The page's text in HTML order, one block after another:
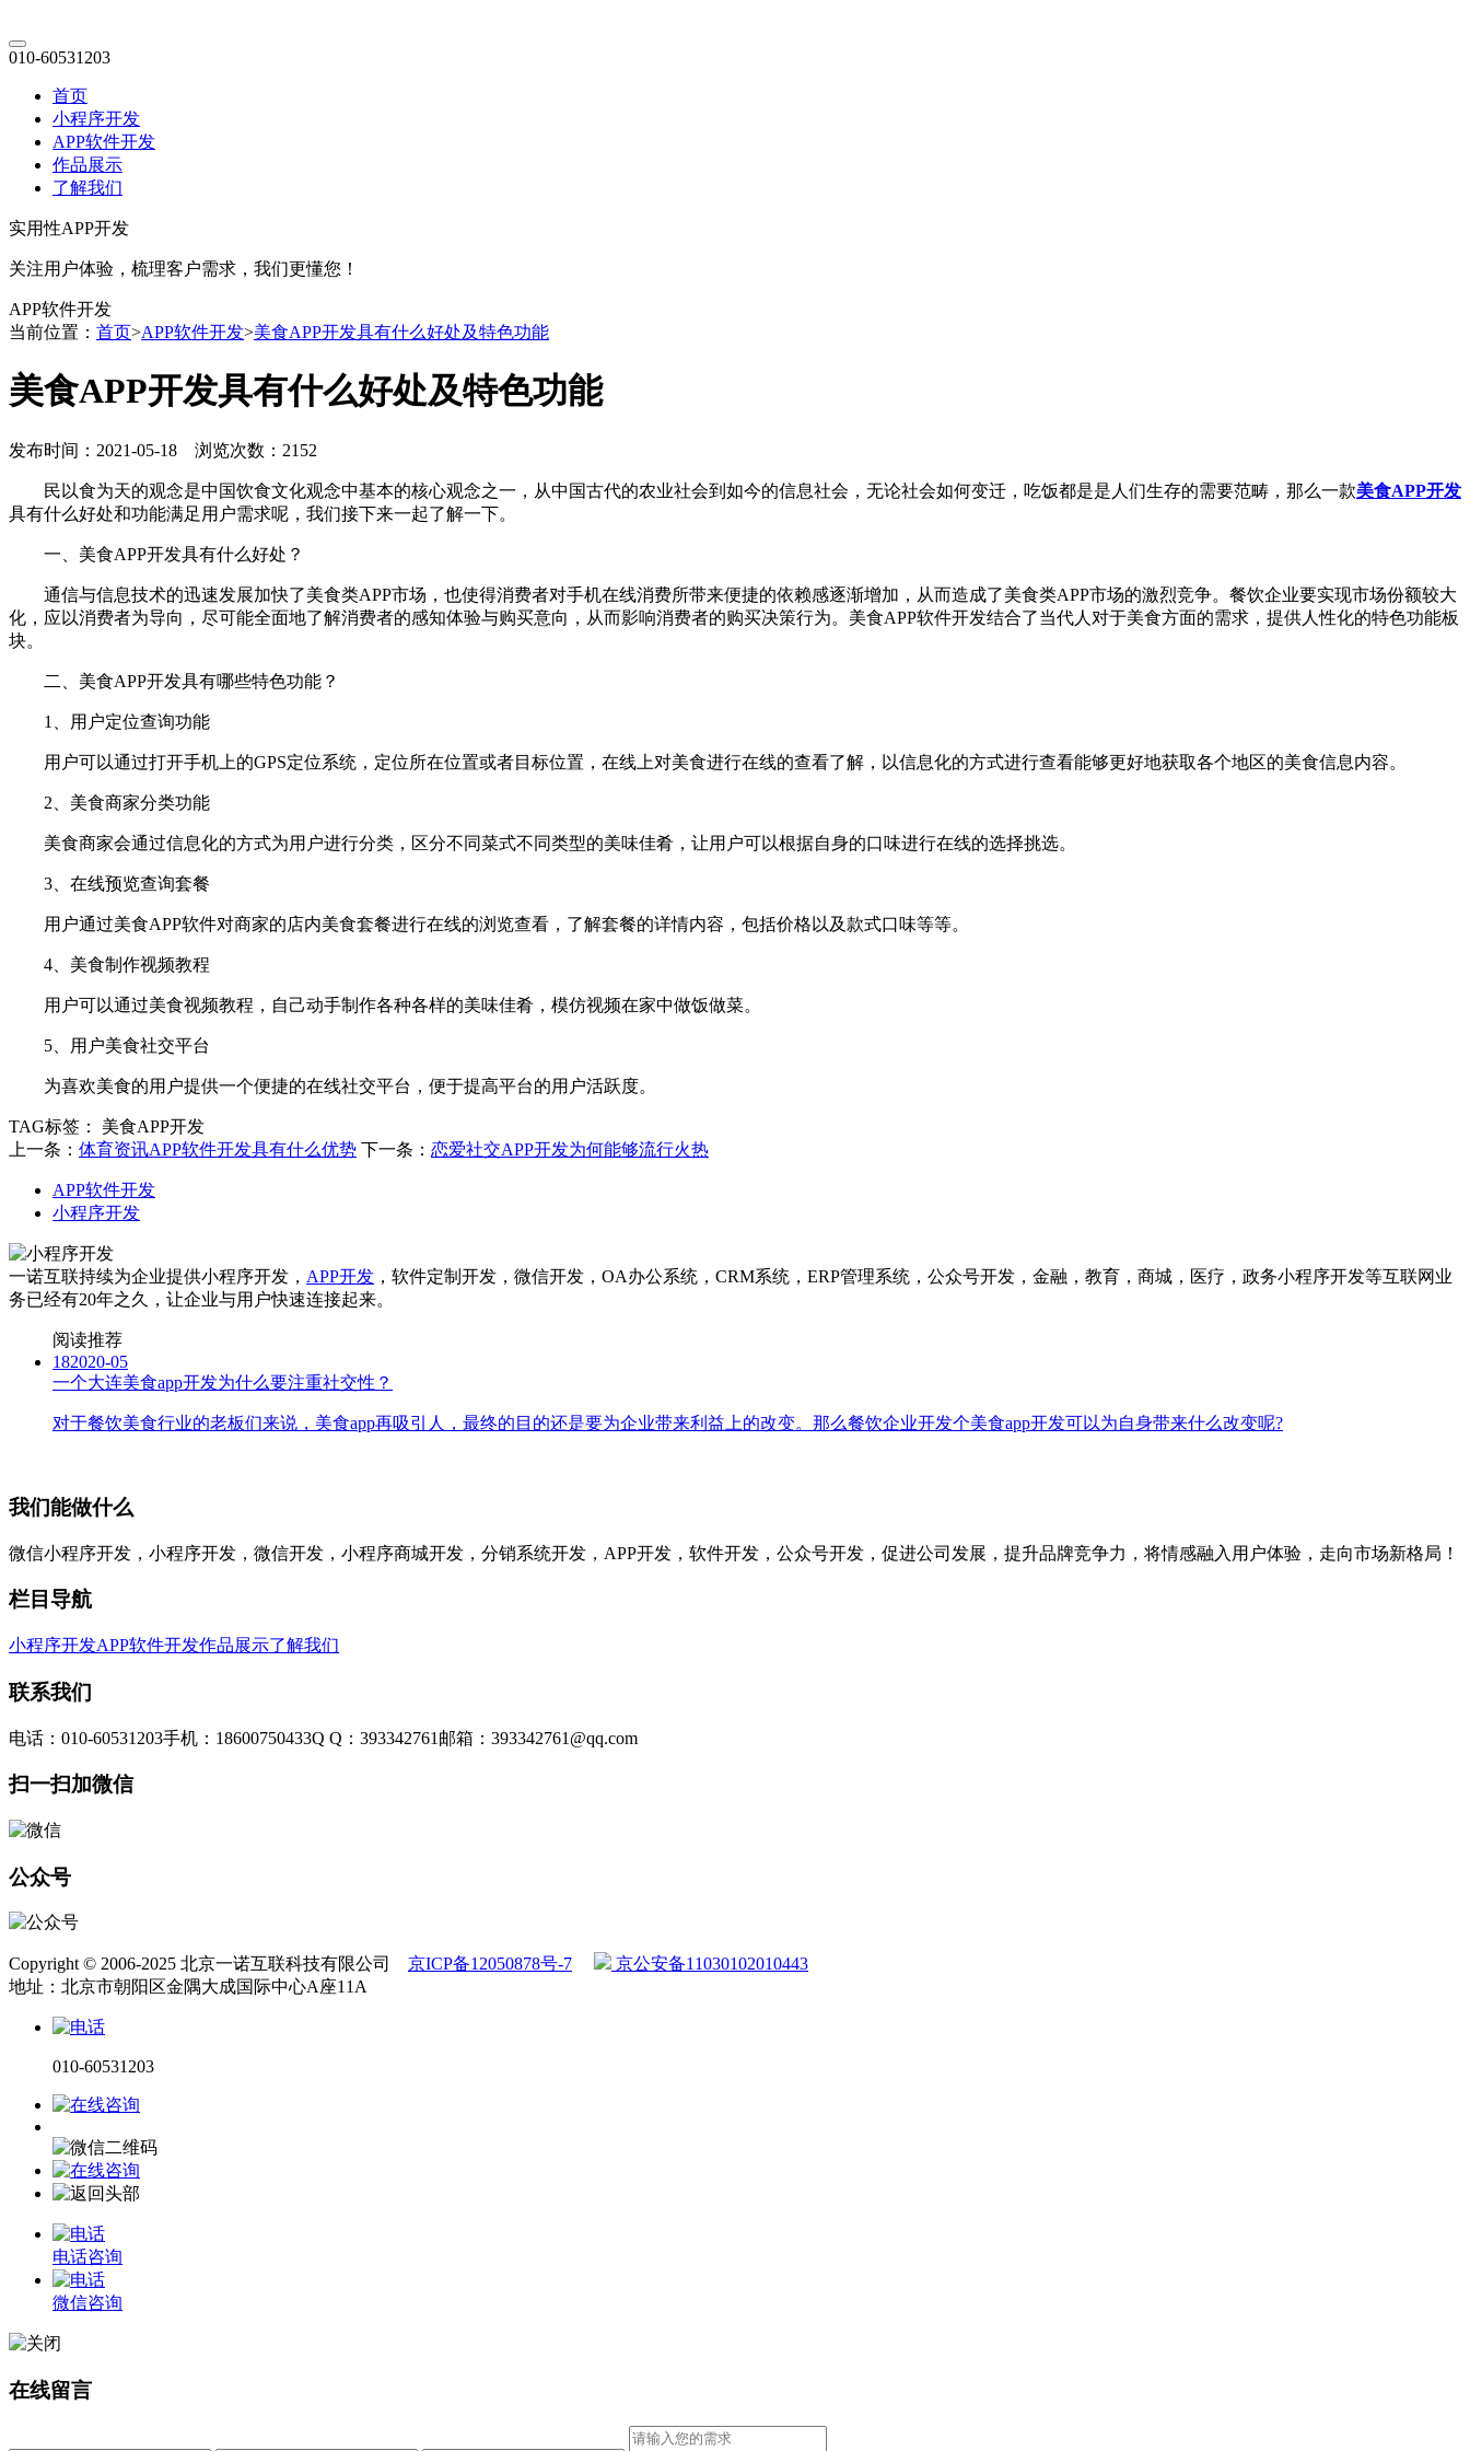
010-60531203
首页
小程序开发
APP软件开发
作品展示
了解我们
实用性APP开发
关注用户体验，梳理客户需求，我们更懂您！
APP软件开发
当前位置： 首页>APP软件开发>美食APP开发具有什么好处及特色功能
美食APP开发具有什么好处及特色功能
发布时间：2021-05-18 浏览次数：2152
民以食为天的观念是中国饮食文化观念中基本的核心观念之一，从中国古代的农业社会到如今的信息社会，无论社会如何变迁，吃饭都是是人们生存的需要范畴，那么一款美食APP开发
具有什么好处和功能满足用户需求呢，我们接下来一起了解一下。
一、美食APP开发具有什么好处？
通信与信息技术的迅速发展加快了美食类APP市场，也使得消费者对手机在线消费所带来便捷的依赖感逐渐增加，从而造成了美食类APP市场的激烈竞争。餐饮企业要实现市场份额较大
化，应以消费者为导向，尽可能全面地了解消费者的感知体验与购买意向，从而影响消费者的购买决策行为。美食APP软件开发结合了当代人对于美食方面的需求，提供人性化的特色功能板
块。
二、美食APP开发具有哪些特色功能？
1、用户定位查询功能
用户可以通过打开手机上的GPS定位系统，定位所在位置或者目标位置，在线上对美食进行在线的查看了解，以信息化的方式进行查看能够更好地获取各个地区的美食信息内容。
2、美食商家分类功能
美食商家会通过信息化的方式为用户进行分类，区分不同菜式不同类型的美味佳肴，让用户可以根据自身的口味进行在线的选择挑选。
3、在线预览查询套餐
用户通过美食APP软件对商家的店内美食套餐进行在线的浏览查看，了解套餐的详情内容，包括价格以及款式口味等等。
4、美食制作视频教程
用户可以通过美食视频教程，自己动手制作各种各样的美味佳肴，模仿视频在家中做饭做菜。
5、用户美食社交平台
为喜欢美食的用户提供一个便捷的在线社交平台，便于提高平台的用户活跃度。
TAG标签：
美食APP开发
上一条： 体育资讯APP软件开发具有什么优势 下一条： 恋爱社交APP开发为何能够流行火热
APP软件开发
小程序开发
一诺互联持续为企业提供小程序开发， APP开发 ，软件定制开发，微信开发，OA办公系统，CRM系统，ERP管理系统，公众号开发，金融，教育，商城，医疗，政务小程序开发等互联网业
务已经有20年之久，让企业与用户快速连接起来。
阅读推荐
182020-05
一个大连美食app开发为什么要注重社交性？
对于餐饮美食行业的老板们来说，美食app再吸引人，最终的目的还是要为企业带来利益上的改变。那么餐饮企业开发个美食app开发可以为自身带来什么改变呢?
我们能做什么
微信小程序开发，小程序开发，微信开发，小程序商城开发，分销系统开发，APP开发，软件开发，公众号开发，促进公司发展，提升品牌竞争力，将情感融入用户体验，走向市场新格局！
栏目导航
小程序开发APP软件开发作品展示了解我们
联系我们
电话：010-60531203手机：18600750433Q Q：393342761 邮箱：393342761@qq.com
扫一扫加微信
公众号
Copyright © 2006-2025 北京一诺互联科技有限公司 京ICP备12050878号-7
京公安备11030102010443
地址：北京市朝阳区金隅大成国际中心A座11A
010-60531203
电话咨询
微信咨询
在线留言